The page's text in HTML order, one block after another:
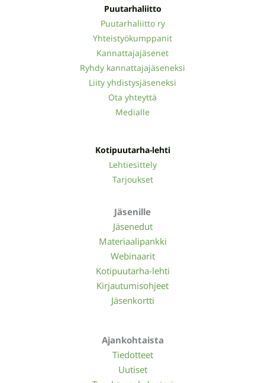
Puutarhaliitto
Puutarhaliitto ry
Yhteistyökumppanit
Kannattajajäsenet
Ryhdy kannattajajäseneksi
Liity yhdistysjäseneksi
Ota yhteyttä
Medialle
Kotipuutarha-lehti
Lehtiesittely
Tarjoukset
Jäsenille
Jäsenedut
Materiaalipankki
Webinaarit
Kotipuutarha-lehti
Kirjautumisohjeet
Jäsenkortti
Ajankohtaista
Tiedotteet
Uutiset